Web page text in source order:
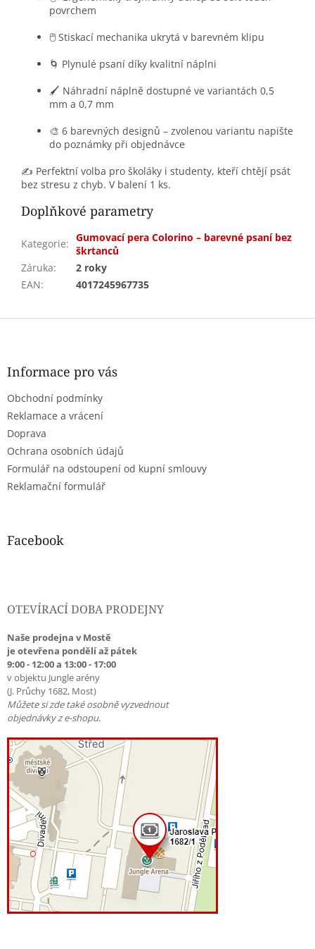
povrchem
🖱️ Stiskací mechanika ukrytá v barevném klipu
🌀 Plynulé psaní díky kvalitní náplni
🖌️ Náhradní náplně dostupné ve variantách 0,5
mm a 0,7 mm
🎨 6 barevných designů – zvolenou variantu napište
do poznámky při objednávce
✍️ Perfektní volba pro školáky i studenty, kteří chtějí psát
bez stresu z chyb. V balení 1 ks.
Doplňkové parametry
Kategorie: Gumovací pera Colorino – barevné psaní bez
škrtanců
Záruka:
2 roky
EAN: 4017245967735
Z
Informace pro vás
Obchodní podmínky
Reklamace a vrácení
Doprava
Ochrana osobních údajů
Formulář na odstoupení od kupní smlouvy
Reklamační formulář
Facebook
OTEVÍRACÍ DOBA PRODEJNY
Naše prodejna v Mostě
je otevřena pondělí až pátek
9:00 - 12:00 a 13:00 - 17:00
v objektu Jungle arény
(J. Průchy 1682, Most)
Můžete si zde také osobně vyzvednout
objednávky z e-shopu.